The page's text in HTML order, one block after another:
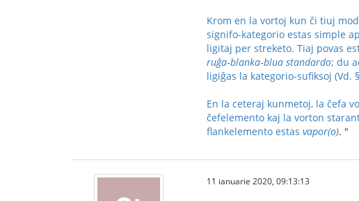
Krom en la vortoj kun ĉi tiuj
signifo-kategorio estas simple
ligitaj per streketo. Tiaj povas
ruĝa‑blanka‑blua standardo; du
ligiĝas la kategorio-sufiksoj (Vd.
En la ceteraj kunmetoj, la ĉefa
ĉefelemento kaj la vorton
flankelemento estas vapor(o). "
11 ianuarie 2020, 09:13:13